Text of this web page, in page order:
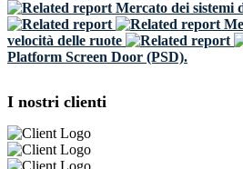
Mercato dei sistemi
velocità delle ruote
Platform Screen Door (PSD).
I nostri clienti